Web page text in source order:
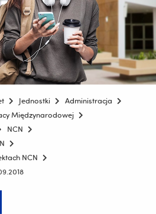
Jednostki
Administracja
Międzynarodowej
NCN
NCN